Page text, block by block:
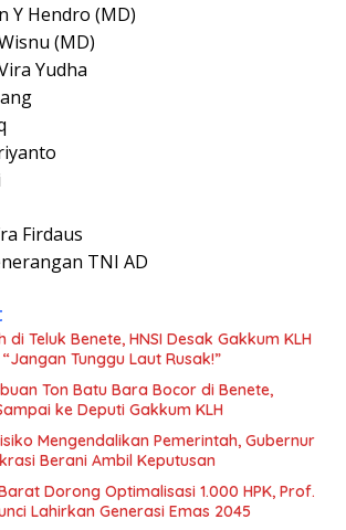
Y Hendro (MD)
(MD)
Yudha
Firdaus
TNI AD
Teluk Benete, HNSI Desak Gakkum KLH
Tunggu Laut Rusak!”
Ton Batu Bara Bocor di Benete,
ke Deputi Gakkum KLH
Mengendalikan Pemerintah, Gubernur
Berani Ambil Keputusan
Dorong Optimalisasi 1.000 HPK, Prof.
Lahirkan Generasi Emas 2045